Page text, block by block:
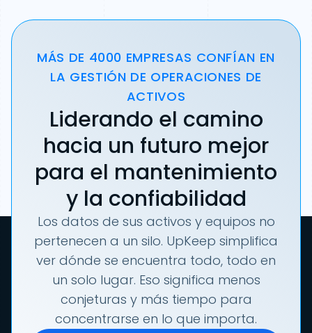
MÁS DE 4000 EMPRESAS CONFÍAN EN
LA GESTIÓN DE OPERACIONES DE
ACTIVOS
Liderando el camino
hacia un futuro mejor
para el mantenimiento
y la confiabilidad
Los datos de sus activos y equipos no
pertenecen a un silo. UpKeep simplifica
ver dónde se encuentra todo, todo en
un solo lugar. Eso significa menos
conjeturas y más tiempo para
concentrarse en lo que importa.